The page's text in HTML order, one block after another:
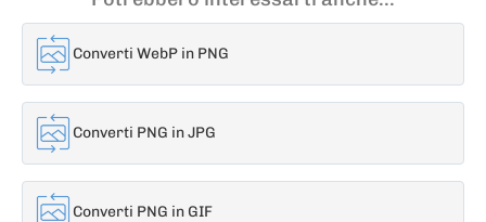
Converti WebP in PNG
Converti PNG in JPG
Converti PNG in GIF